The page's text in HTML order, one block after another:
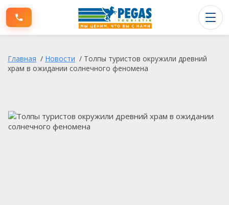
Туры по России
Главная / Новости / Толпы туристов окружили древний
храм в ожидании солнечного феномена